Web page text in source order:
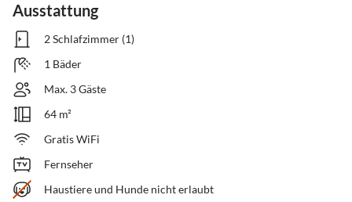
Ausstattung
2 Schlafzimmer (1)
1 Bäder
Max. 3 Gäste
64 m²
Gratis WiFi
Fernseher
Haustiere und Hunde nicht erlaubt